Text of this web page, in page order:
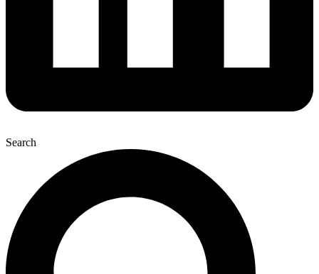
Search